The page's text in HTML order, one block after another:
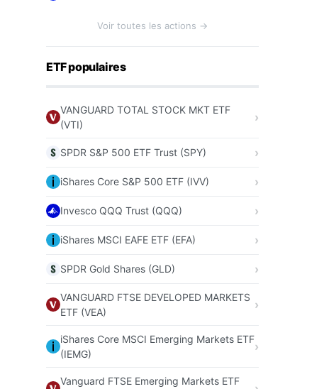
Voir toutes les actions →
ETF populaires
VANGUARD TOTAL STOCK MKT ETF
(VTI)
SPDR S&P 500 ETF Trust (SPY)
iShares Core S&P 500 ETF (IVV)
Invesco QQQ Trust (QQQ)
iShares MSCI EAFE ETF (EFA)
SPDR Gold Shares (GLD)
VANGUARD FTSE DEVELOPED MARKETS
ETF (VEA)
iShares Core MSCI Emerging Markets ETF
(IEMG)
Vanguard FTSE Emerging Markets ETF